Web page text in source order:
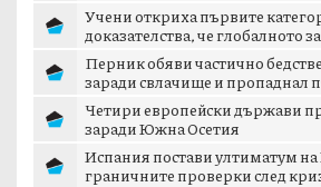
Учени откриха първите
доказателства, че глобалното
Перник обяви частично
заради свлачище и пропаднал
Четири европейски държави
заради Южна Осетия
Испания постави ултиматум на
граничните проверки след